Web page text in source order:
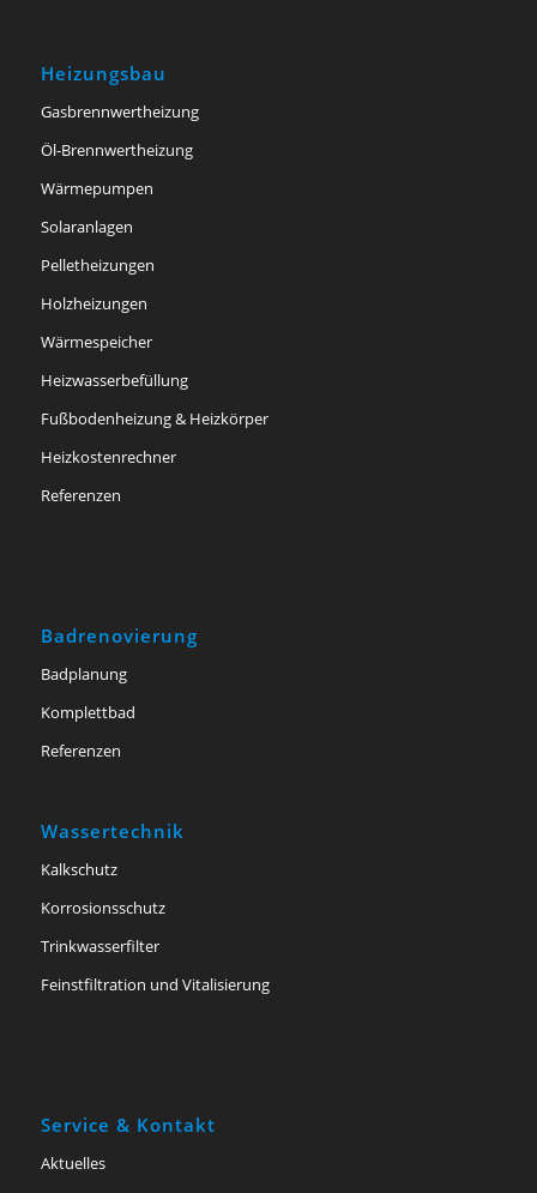
Heizungsbau
Gasbrennwertheizung
Öl-Brennwertheizung
Wärmepumpen
Solaranlagen
Pelletheizungen
Holzheizungen
Wärmespeicher
Heizwasserbefüllung
Fußbodenheizung & Heizkörper
Heizkostenrechner
Referenzen
Badrenovierung
Badplanung
Komplettbad
Referenzen
Wassertechnik
Kalkschutz
Korrosionsschutz
Trinkwasserfilter
Feinstfiltration und Vitalisierung
Service & Kontakt
Aktuelles